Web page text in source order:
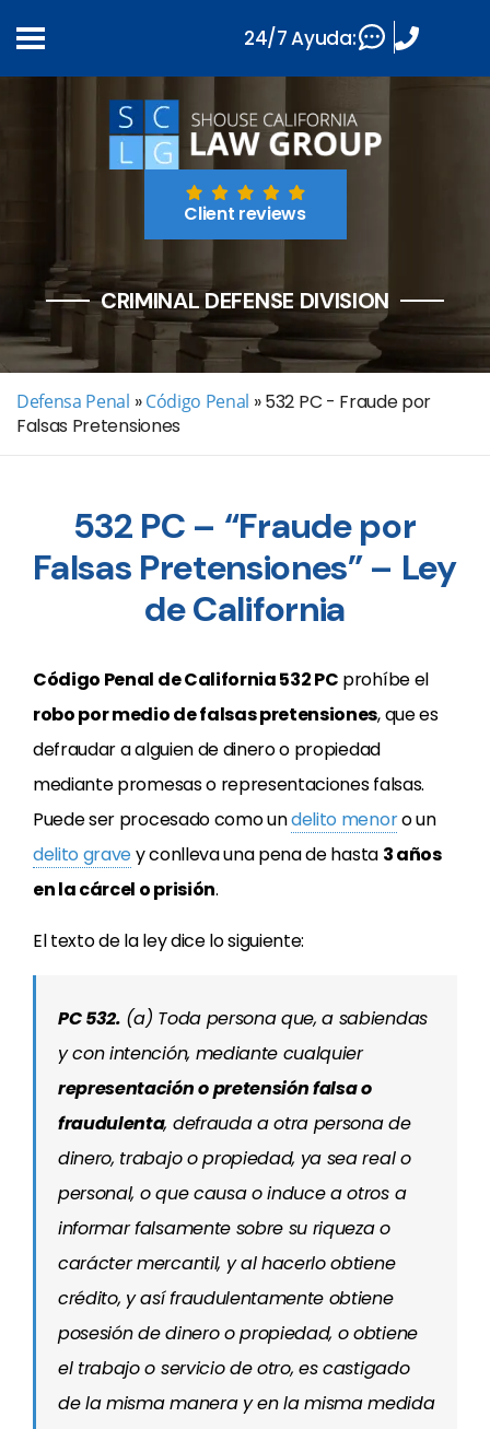
Client reviews
CRIMINAL DEFENSE DIVISION
Defensa Penal » Código Penal »532 PC - Fraude por
Falsas Pretensiones
532 PC – “Fraude por
Falsas Pretensiones” – Ley
de California
Código Penal de California 532 PC prohíbe el
robo por medio de falsas pretensiones, que es
defraudar a alguien de dinero o propiedad
mediante promesas o representaciones falsas.
Puede ser procesado como undelito menoro un
delito gravey conlleva una pena de hasta 3 años
en la cárcel o prisión.
El texto de la ley dice lo siguiente:
PC 532. (a) Toda persona que, a sabiendas
y con intención, mediante cualquier
representación o pretensión falsa o
fraudulenta, defrauda a otra persona de
dinero, trabajo o propiedad, ya sea real o
personal, o que causa o induce a otros a
informar falsamente sobre su riqueza o
carácter mercantil, y al hacerlo obtiene
crédito, y así fraudulentamente obtiene
posesión de dinero o propiedad, o obtiene
el trabajo o servicio de otro, es castigado
de la misma manera y en la misma medida
24/7 Ayuda: